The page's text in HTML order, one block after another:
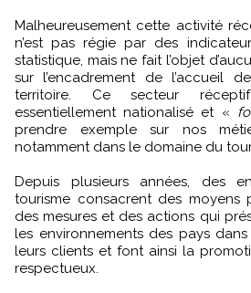
Malheureusement cette activité
n’est pas régie par des
statistique, mais ne fait l’objet
sur l’encadrement de l’accueil
territoire. Ce secteur
essentiellement nationalisé et «
prendre exemple sur nos
notamment dans le domaine du
Depuis plusieurs années, des
tourisme consacrent des
des mesures et des actions qui
les environnements des pays
leurs clients et font ainsi la
respectueux.